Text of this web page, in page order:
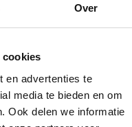
Over
cookies
en advertenties te
media te bieden en om
Ook delen we informatie